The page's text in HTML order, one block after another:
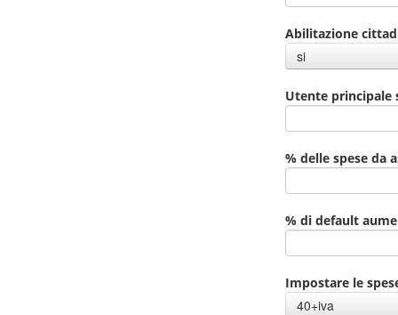
Abilitazione
si
Utente principale
% delle spese da
% di default
Impostare le
40+iva